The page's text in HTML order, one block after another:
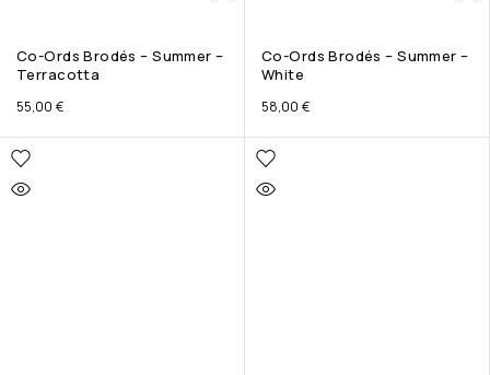
Co-Ords Brodés – Summer –
Terracotta
55,00 €
Co-Ords Brodés – Summer –
White
58,00 €